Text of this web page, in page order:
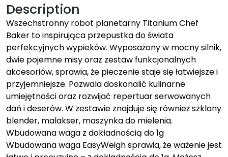
Description
Wszechstronny robot planetarny Titanium Chef
Baker to inspirująca przepustka do świata
perfekcyjnych wypieków. Wyposażony w mocny silnik,
dwie pojemne misy oraz zestaw funkcjonalnych
akcesoriów, sprawia, że pieczenie staje się łatwiejsze i
przyjemniejsze. Pozwala doskonalić kulinarne
umiejętności oraz rozwijać repertuar serwowanych
dań i deserów. W zestawie znajduje się również szklany
blender, malakser, maszynka do mielenia.
Wbudowana waga z dokładnością do 1g
Wbudowana waga EasyWeigh sprawia, że ważenie jest